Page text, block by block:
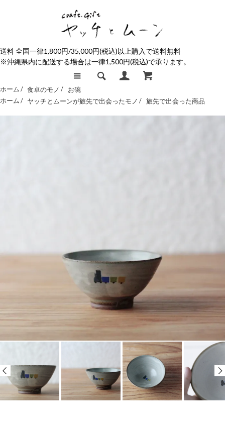
送料 全国一律1,800円/35,000円(税込)以上購入で送料無料
※沖縄県内に配送する場合は一律1,500円(税込)で承ります。
ホーム / 食卓のモノ/
お碗
ホーム / ヤッチとムーンが旅先で出会ったモノ/ 旅先で出会った商品